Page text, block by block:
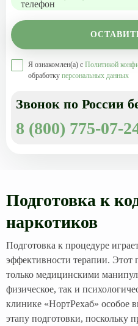
Я ознакомлен(а) с Политикой
обработку персональных данных
Звонок по России
8 (800) 775-07-
Подготовка к
наркотиков
Подготовка к процедуре
эффективности терапии. Этот
только медицинскими
физическое, так и
клинике «НортРехаб» особое
этапу подготовки, поскольку